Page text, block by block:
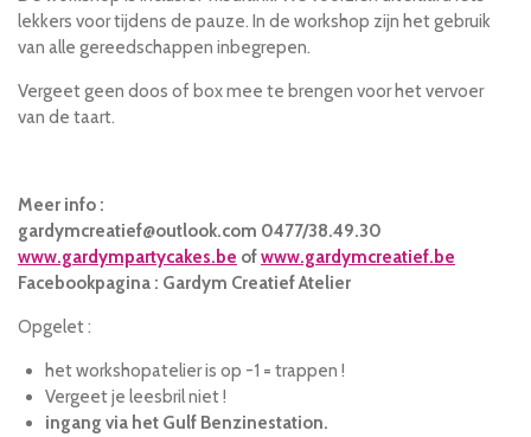
lekkers voor tijdens de pauze. In de workshop zijn het gebruik
van alle gereedschappen inbegrepen.
Vergeet geen doos of box mee te brengen voor het vervoer
van de taart.
Meer info :
gardymcreatief@outlook.com 0477/38.49.30
www.gardympartycakes.be ofwww.gardymcreatief.be
Facebookpagina : Gardym Creatief Atelier
Opgelet :
het workshopatelier is op -1 = trappen !
Vergeet je leesbril niet !
ingang via het Gulf Benzinestation.